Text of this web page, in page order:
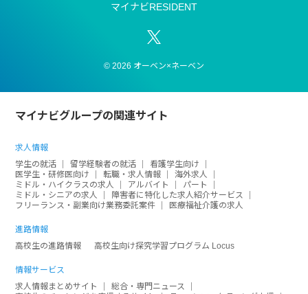
マイナビRESIDENT
© 2026 オーベン×ネーベン
マイナビグループの関連サイト
求人情報
学生の就活
留学経験者の就活
看護学生向け
医学生・研修医向け
転職・求人情報
海外求人
ミドル・ハイクラスの求人
アルバイト
パート
ミドル・シニアの求人
障害者に特化した求人紹介サービス
フリーランス・副業向け業務委託案件
医療福祉介護の求人
進路情報
高校生の進路情報
高校生向け探究学習プログラム Locus
情報サービス
求人情報まとめサイト
総合・専門ニュース